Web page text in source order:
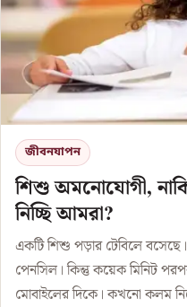
জীবনযাপন
শিশু অমনোযোগী,
নিচ্ছি আমরা?
একটি শিশু পড়ার টেবিলে
পেনসিল। কিন্তু কয়েক মিনিট
মোবাইলের দিকে। কখনো কলম